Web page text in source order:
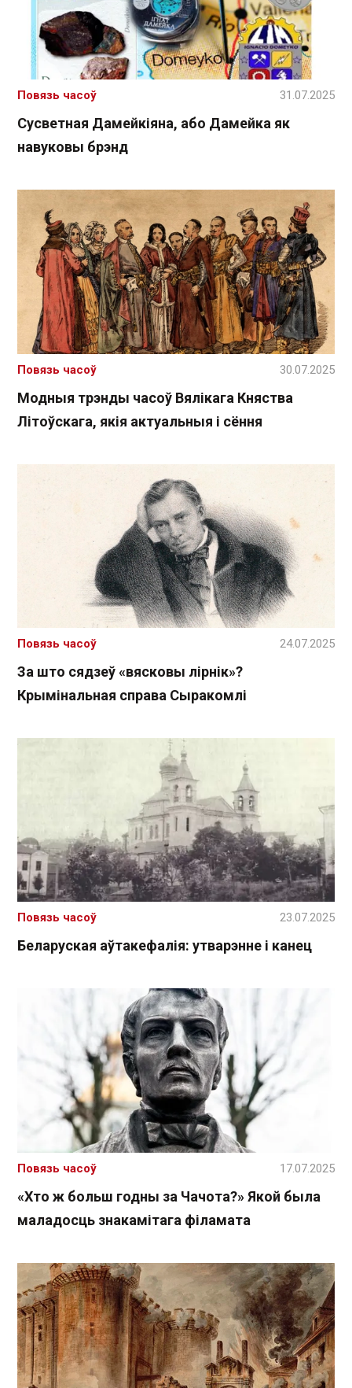
Сусветная Дамейкіяна, або Дамейка як
навуковы брэнд
Повязь часоў 31.07.2025
Модныя трэнды часоў Вялікага Княства
Літоўскага, якія актуальныя і сёння
Повязь часоў 30.07.2025
За што сядзеў «вясковы лірнік»?
Крымінальная справа Сыракомлі
Повязь часоў 24.07.2025
Беларуская аўтакефалія: утварэнне і канец
Повязь часоў 23.07.2025
«Хто ж больш годны за Чачота?» Якой была
маладосць знакамітага філамата
Повязь часоў 17.07.2025